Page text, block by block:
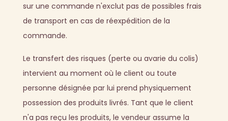
sur une commande n'exclut pas de possibles frais
de transport en cas de réexpédition de la
commande.
Le transfert des risques (perte ou avarie du colis)
intervient au moment où le client ou toute
personne désignée par lui prend physiquement
possession des produits livrés. Tant que le client
n'a pas reçu les produits, le vendeur assume la